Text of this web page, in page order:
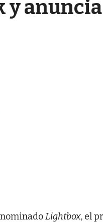
y
Lightbox, el